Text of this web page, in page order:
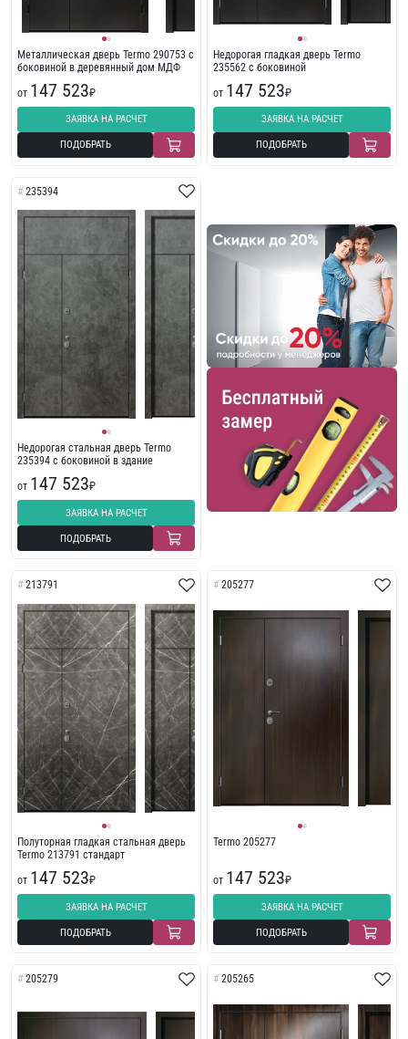
Металлическая дверь Termo 290753 с
боковиной в деревянный дом МДФ
от 147 523₽
ЗАЯВКА НА РАСЧЕТ
ПОДОБРАТЬ
Недорогая гладкая дверь Termo
235562 с боковиной
от 147 523₽
ЗАЯВКА НА РАСЧЕТ
ПОДОБРАТЬ
235394
Недорогая стальная дверь Termo
235394 с боковиной в здание
от 147 523₽
ЗАЯВКА НА РАСЧЕТ
ПОДОБРАТЬ
213791
Полуторная гладкая стальная дверь
Termo 213791 стандарт
от 147 523₽
ЗАЯВКА НА РАСЧЕТ
ПОДОБРАТЬ
205277
Termo 205277
от 147 523₽
ЗАЯВКА НА РАСЧЕТ
ПОДОБРАТЬ
205279 205265